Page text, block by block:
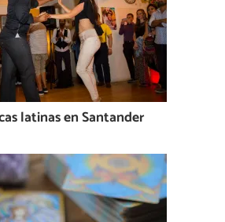
latinas en Santander